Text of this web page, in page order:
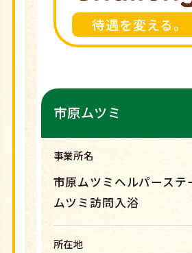
待遇を変える。
市原ムツミ
事業所名
市原ムツミヘルパーステ
ムツミ訪問入浴
所在地